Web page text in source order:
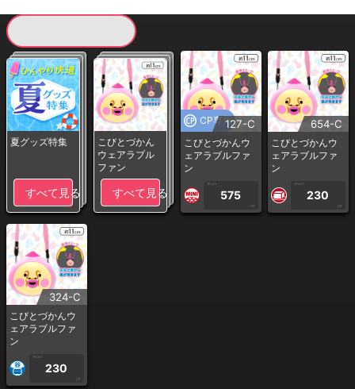
夏グッズ特集
すべて見る
こびとづかん
ウェアラブル
ファン
すべて見る
CP専用127-C
こびとづかんウ
ェアラブルファ
ン
1PLAY
575
CP
654-C
こびとづかんウ
ェアラブルファ
ン
1PLAY
230
CP
324-C
こびとづかんウ
ェアラブルファ
ン
1PLAY
230
CP